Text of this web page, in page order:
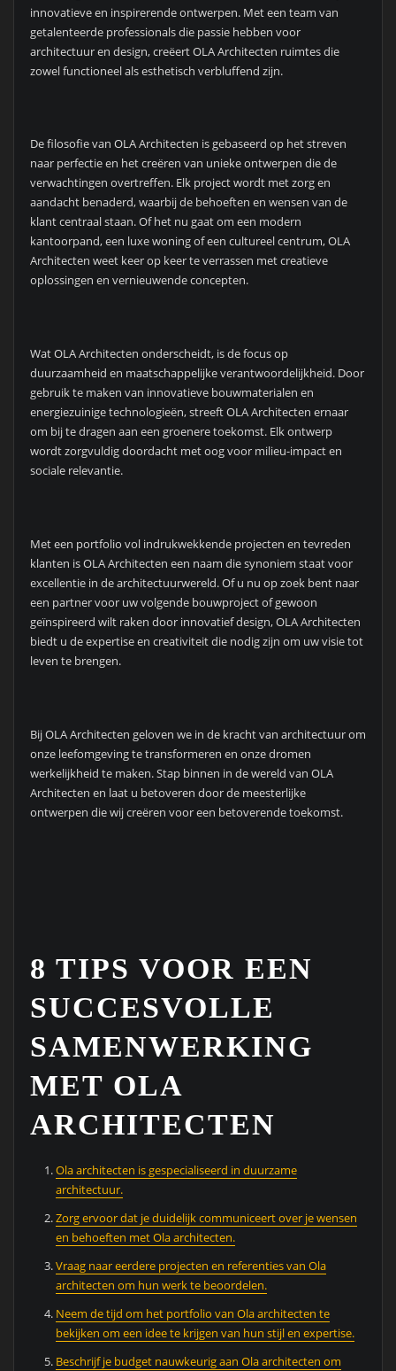
innovatieve en inspirerende ontwerpen. Met een team van
getalenteerde professionals die passie hebben voor
architectuur en design, creëert OLA Architecten ruimtes die
zowel functioneel als esthetisch verbluffend zijn.
De filosofie van OLA Architecten is gebaseerd op het streven
naar perfectie en het creëren van unieke ontwerpen die de
verwachtingen overtreffen. Elk project wordt met zorg en
aandacht benaderd, waarbij de behoeften en wensen van de
klant centraal staan. Of het nu gaat om een modern
kantoorpand, een luxe woning of een cultureel centrum, OLA
Architecten weet keer op keer te verrassen met creatieve
oplossingen en vernieuwende concepten.
Wat OLA Architecten onderscheidt, is de focus op
duurzaamheid en maatschappelijke verantwoordelijkheid. Door
gebruik te maken van innovatieve bouwmaterialen en
energiezuinige technologieën, streeft OLA Architecten ernaar
om bij te dragen aan een groenere toekomst. Elk ontwerp
wordt zorgvuldig doordacht met oog voor milieu-impact en
sociale relevantie.
Met een portfolio vol indrukwekkende projecten en tevreden
klanten is OLA Architecten een naam die synoniem staat voor
excellentie in de architectuurwereld. Of u nu op zoek bent naar
een partner voor uw volgende bouwproject of gewoon
geïnspireerd wilt raken door innovatief design, OLA Architecten
biedt u de expertise en creativiteit die nodig zijn om uw visie tot
leven te brengen.
Bij OLA Architecten geloven we in de kracht van architectuur om
onze leefomgeving te transformeren en onze dromen
werkelijkheid te maken. Stap binnen in de wereld van OLA
Architecten en laat u betoveren door de meesterlijke
ontwerpen die wij creëren voor een betoverende toekomst.
8 TIPS VOOR EEN
SUCCESVOLLE
SAMENWERKING
MET OLA
ARCHITECTEN
Ola architecten is gespecialiseerd in duurzame
architectuur.
Zorg ervoor dat je duidelijk communiceert over je wensen
en behoeften met Ola architecten.
Vraag naar eerdere projecten en referenties van Ola
architecten om hun werk te beoordelen.
Neem de tijd om het portfolio van Ola architecten te
bekijken om een idee te krijgen van hun stijl en expertise.
Beschrijf je budget nauwkeurig aan Ola architecten om